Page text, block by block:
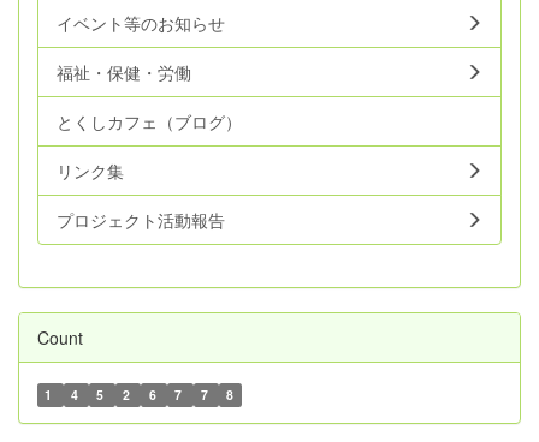
イベント等のお知らせ
福祉・保健・労働
とくしカフェ（ブログ）
リンク集
プロジェクト活動報告
Count
1 4 5 2 6 7 7 8